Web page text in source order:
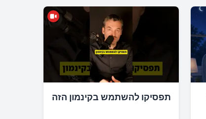
תפסיקו להשתמש בקינמון הזה